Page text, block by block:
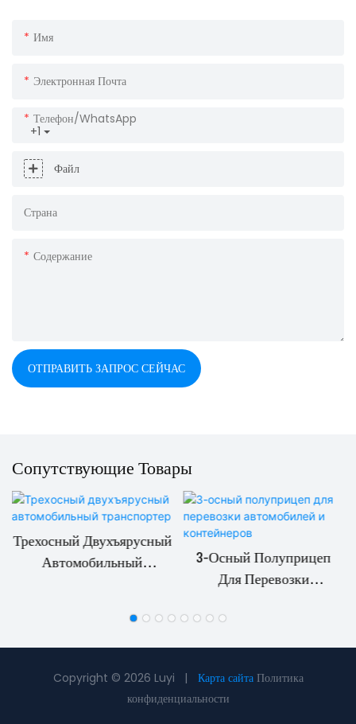
Имя
Электронная Почта
+1
Телефон/WhatsApp
Файл
Страна
Содержание
ОТПРАВИТЬ ЗАПРОС СЕЙЧАС
Сопутствующие Товары
Трехосный Двухъярусный
Автомобильный
3-Осный Полуприцеп
Для Перевозки
Контейнеров
Copyright © 2026 Luyi | Карта сайта Политика
конфиденциальности